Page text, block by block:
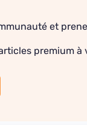
et
premium à